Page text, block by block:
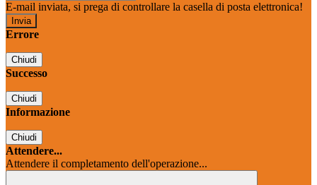
E-mail inviata, si prega di controllare la casella di posta elettronica!
Errore
Chiudi
Successo
Chiudi
Informazione
Chiudi
Attendere...
Attendere il completamento dell'operazione...